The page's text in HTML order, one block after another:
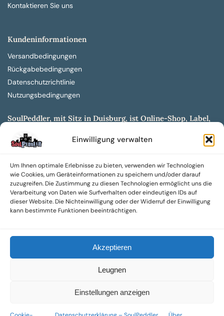
Einwilligung verwalten
Um Ihnen optimale Erlebnisse zu bieten, verwenden wir Technologien
wie Cookies, um Geräteinformationen zu speichern und/oder darauf
zuzugreifen. Die Zustimmung zu diesen Technologien ermöglicht uns die
Verarbeitung von Daten wie Surfverhalten oder eindeutigen IDs auf
dieser Website. Die Nichteinwilligung oder der Widerruf der Einwilligung
kann bestimmte Funktionen beeinträchtigen.
Akzeptieren
Leugnen
Einstellungen anzeigen
Kontaktieren Sie uns
Kundeninformationen
Versandbedingungen
Rückgabebedingungen
Datenschutzrichtlinie
Nutzungsbedingungen
SoulPeddler, mit Sitz in Duisburg, ist Online-Shop, Label,
entwickelt aus dem SoulPeddler Vinyl-Presswerk und
unserer Online-Gig-Plattform.
Wir bieten eine breite Auswahl an sowohl hochgradig
sammelwürdigen als auch Mainstream-Titeln und -Formaten auf
Vinyl, CD und weiteren Medien.
Sowohl neue als auch gebrauchte, nach Zustand bewertete
Wir setzen uns leidenschaftlich für unabhängige Künstler und
Labels ein und bieten hochwertige, maßgeschneiderte Lösungen
aus über 30 Jahren Erfahrung in der Musikindustrie.
SoulPeddler Mailorder, Records & Vinyl Production – DUBOX –
Nettirock – Nice Guy Records – MOVA Museum of Vinyl Arts